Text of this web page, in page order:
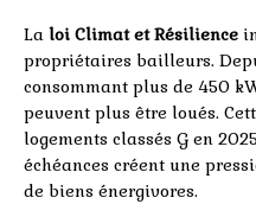
La loi Climat et Résilience
propriétaires bailleurs.
consommant plus de 450
peuvent plus être loués.
logements classés G en
échéances créent une
de biens énergivores.